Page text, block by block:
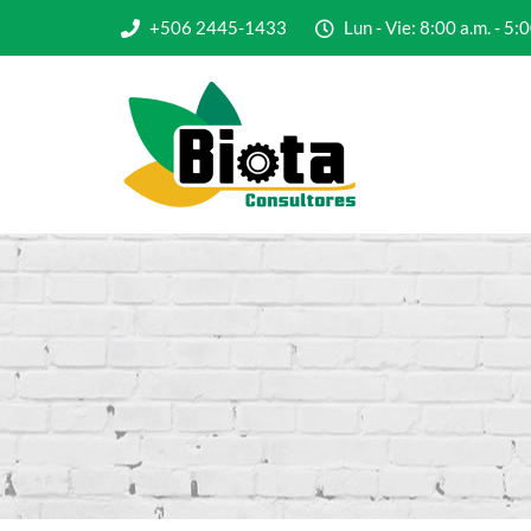
+506 2445-1433 Lun - Vie: 8:00 a.m. -